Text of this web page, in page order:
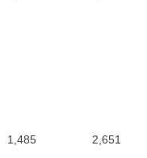
1,485 2,651